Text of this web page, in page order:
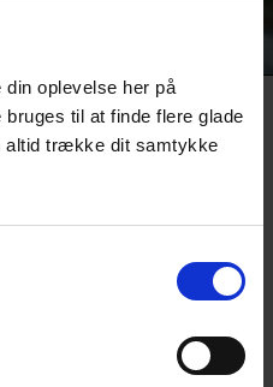
oplevelse her på
til at finde flere glade
altid trække dit samtykke